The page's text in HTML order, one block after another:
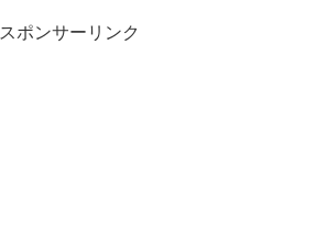
スポンサーリンク